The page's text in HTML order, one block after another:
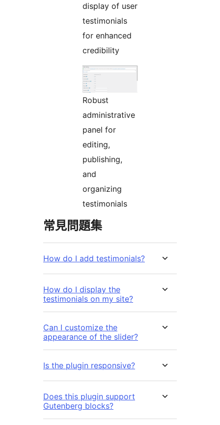
display of user
testimonials
for enhanced
credibility
Robust
administrative
panel for
editing,
publishing,
and
organizing
testimonials
常見問題集
How do I add testimonials?
How do I display the
testimonials on my site?
Can I customize the
appearance of the slider?
Is the plugin responsive?
Does this plugin support
Gutenberg blocks?